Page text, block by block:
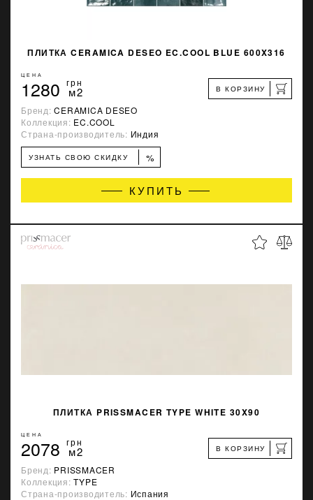
ПЛИТКА CERAMICA DESEO EC.COOL BLUE 600X316
ЦЕНА
1280 грн
м2 В КОРЗИНУ
Бренд:CERAMICA DESEO
Коллекция: EC.COOL
Страна-производитель: Индия
УЗНАТЬ СВОЮ СКИДКУ %
КУПИТЬ
ПЛИТКА PRISSMACER TYPE WHITE 30X90
ЦЕНА
2078 грн
м2 В КОРЗИНУ
Бренд: PRISSMACER
Коллекция:TYPE
Страна-производитель: Испания